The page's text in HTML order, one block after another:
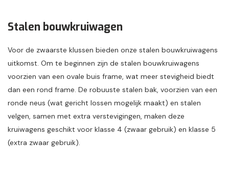
Stalen bouwkruiwagen
Voor de zwaarste klussen bieden onze stalen bouwkruiwagens
uitkomst. Om te beginnen zijn de stalen bouwkruiwagens
voorzien van een ovale buis frame, wat meer stevigheid biedt
dan een rond frame. De robuuste stalen bak, voorzien van een
ronde neus (wat gericht lossen mogelijk maakt) en stalen
velgen, samen met extra verstevigingen, maken deze
kruiwagens geschikt voor klasse 4 (zwaar gebruik) en klasse 5
(extra zwaar gebruik).